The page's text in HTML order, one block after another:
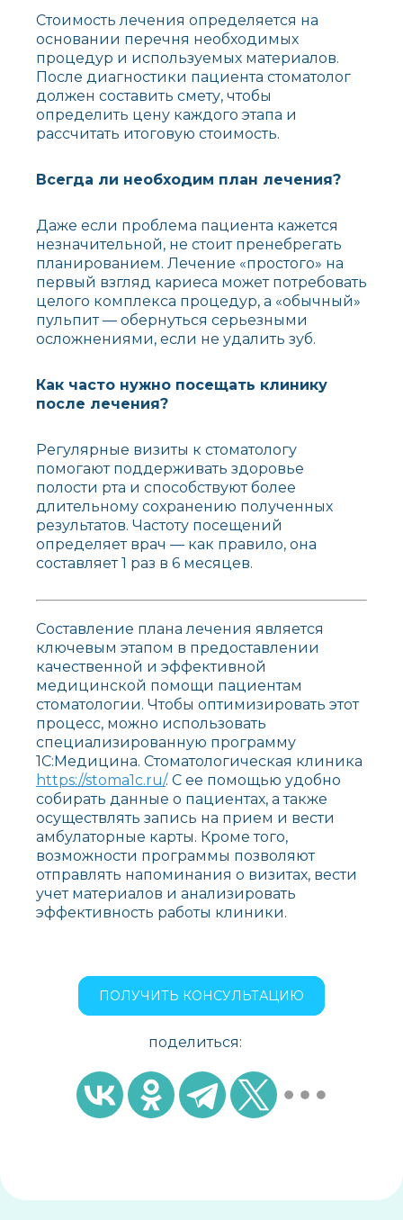
Стоимость лечения определяется на
основании перечня необходимых
процедур и используемых материалов.
После диагностики пациента стоматолог
должен составить смету, чтобы
определить цену каждого этапа и
рассчитать итоговую стоимость.
Всегда ли необходим план лечения?
Даже если проблема пациента кажется
незначительной, не стоит пренебрегать
планированием. Лечение «простого» на
первый взгляд кариеса может потребовать
целого комплекса процедур, а «обычный»
пульпит — обернуться серьезными
осложнениями, если не удалить зуб.
Как часто нужно посещать клинику
после лечения?
Регулярные визиты к стоматологу
помогают поддерживать здоровье
полости рта и способствуют более
длительному сохранению полученных
результатов. Частоту посещений
определяет врач — как правило, она
составляет 1 раз в 6 месяцев.
Составление плана лечения является
ключевым этапом в предоставлении
качественной и эффективной
медицинской помощи пациентам
стоматологии. Чтобы оптимизировать этот
процесс, можно использовать
специализированную программу
1С:Медицина. Стоматологическая клиника
https://stoma1c.ru/. С ее помощью удобно
собирать данные о пациентах, а также
осуществлять запись на прием и вести
амбулаторные карты. Кроме того,
возможности программы позволяют
отправлять напоминания о визитах, вести
учет материалов и анализировать
эффективность работы клиники.
ПОЛУЧИТЬ КОНСУЛЬТАЦИЮ
поделиться: